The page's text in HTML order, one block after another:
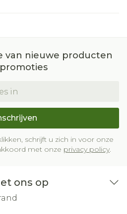
van nieuwe producten
schrijft u zich in voor onze
met onze privacy policy.
ons op